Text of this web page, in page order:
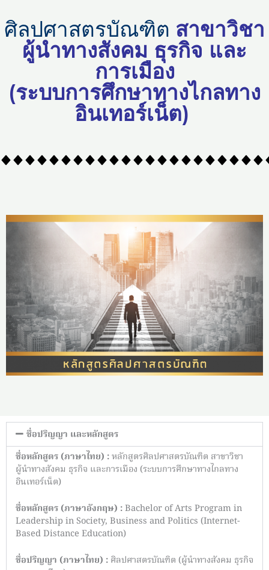
to
content
ศิลปศาสตรบัณฑิต สาขาวิชา
ผู้นำทางสังคม ธุรกิจ และ
การเมือง
(ระบบการศึกษาทางไกลทาง
อินเทอร์เน็ต)
ชื่อปริญญา และหลักสูตร
ชื่อหลักสูตร (ภาษาไทย) :หลักสูตรศิลปศาสตรบัณฑิต สาขาวิชา
ผู้นำทางสังคม ธุรกิจ และการเมือง (ระบบการศึกษาทางไกลทาง
อินเทอร์เน็ต)
ชื่อหลักสูตร (ภาษาอังกฤษ) :Bachelor of Arts Program in
Leadership in Society, Business and Politics (Internet-
Based Distance Education)
ชื่อปริญญา (ภาษาไทย) : ศิลปศาสตรบัณฑิต (ผู้นำทางสังคม ธุรกิจ